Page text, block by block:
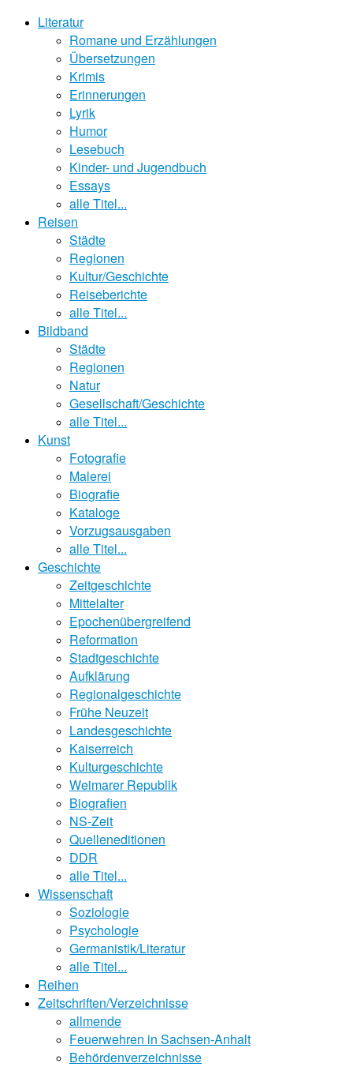
Literatur
Romane und Erzählungen
Übersetzungen
Krimis
Erinnerungen
Lyrik
Humor
Lesebuch
Kinder- und Jugendbuch
Essays
alle Titel...
Reisen
Städte
Regionen
Kultur/Geschichte
Reiseberichte
alle Titel...
Bildband
Städte
Regionen
Natur
Gesellschaft/Geschichte
alle Titel...
Kunst
Fotografie
Malerei
Biografie
Kataloge
Vorzugsausgaben
alle Titel...
Geschichte
Zeitgeschichte
Mittelalter
Epochenübergreifend
Reformation
Stadtgeschichte
Aufklärung
Regionalgeschichte
Frühe Neuzeit
Landesgeschichte
Kaiserreich
Kulturgeschichte
Weimarer Republik
Biografien
NS-Zeit
Quelleneditionen
DDR
alle Titel...
Wissenschaft
Soziologie
Psychologie
Germanistik/Literatur
alle Titel...
Reihen
Zeitschriften/Verzeichnisse
allmende
Feuerwehren in Sachsen-Anhalt
Behördenverzeichnisse